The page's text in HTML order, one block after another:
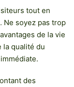
tout en
Ne soyez pas trop
de la vie
la qualité du
des